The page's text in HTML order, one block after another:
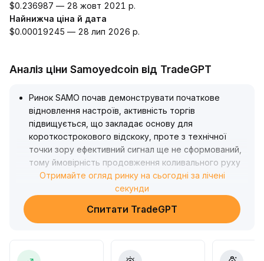
$0.236987 — 28 жовт 2021 р.
Найнижча ціна й дата
$0.00019245 — 28 лип 2026 р.
Аналіз ціни Samoyedcoin від TradeGPT
Ринок SAMO почав демонструвати початкове
відновлення настроїв, активність торгів
підвищується, що закладає основу для
короткострокового відскоку, проте з технічної
точки зору ефективний сигнал ще не сформований,
тому ймовірність продовження коливального руху
цін залишається високою.
Рекомендується зберігати обережність,
збільшувати позицію лише після підтвердження
прориву попередніх максимумів, суворо
чекати чітких сигналів ринкового тренду
Отримайте огляд ринку на сьогодні за лічені
секунди
Спитати TradeGPT